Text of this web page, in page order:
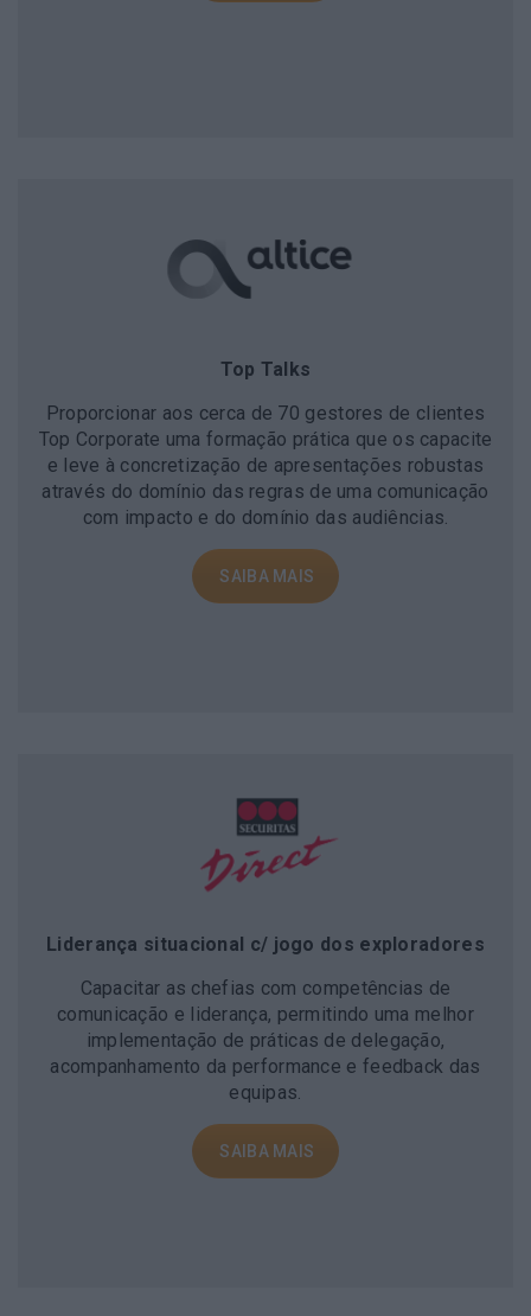
Top Talks
Proporcionar aos cerca de 70 gestores de clientes
Top Corporate uma formação prática que os capacite
e leve à concretização de apresentações robustas
através do domínio das regras de uma comunicação
com impacto e do domínio das audiências.
Liderança situacional c/ jogo dos exploradores
Capacitar as chefias com competências de
comunicação e liderança, permitindo uma melhor
implementação de práticas de delegação,
acompanhamento da performance e feedback das
equipas.